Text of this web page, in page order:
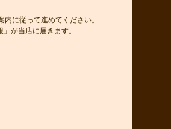
に従って進めてください。
が当店に届きます。